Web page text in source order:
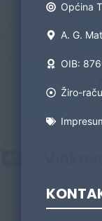
Općina
A. G.
OIB:
Žiro-